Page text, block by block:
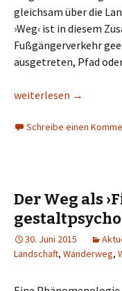
gleichsam über die
›Weg‹ ist in diesem
Fußgängerverkehr
ausgetreten, Pfad
Premiumwandern (II)
weiterlesen →
Schreibe einen
Der Weg als
30. Juni 2015
Landschaft, Wanderweg,